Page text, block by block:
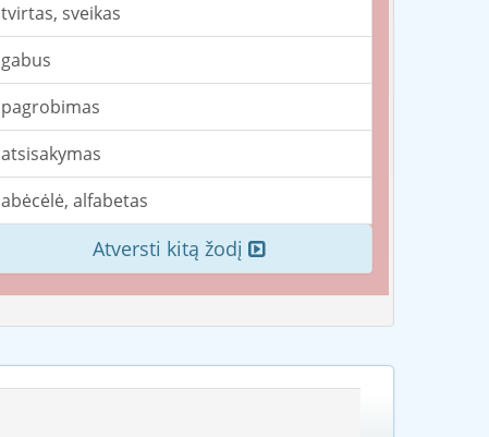
tvirtas, sveikas
gabus
pagrobimas
atsisakymas
abėcėlė, alfabetas
Atversti kitą žodį